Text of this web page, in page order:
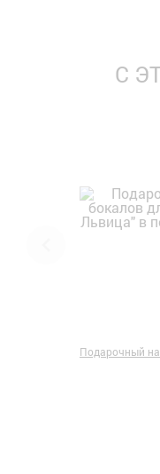
С
Подарочный